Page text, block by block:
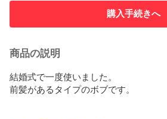
購入手続きへ
商品の説明
結婚式で一度使いました。
前髪があるタイプのボブです。